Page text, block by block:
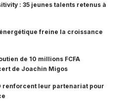
: 35 jeunes talents retenus à
freine la croissance
de 10 millions FCFA
de Joachin Migos
renforcent leur partenariat pour